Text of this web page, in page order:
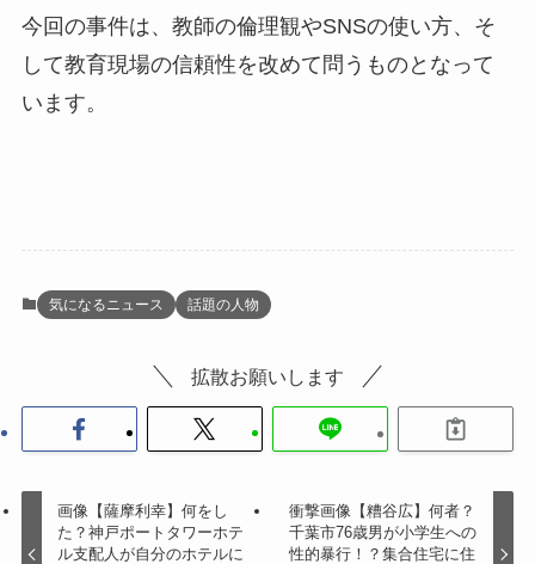
今回の事件は、教師の倫理観やSNSの使い方、そ
して教育現場の信頼性を改めて問うものとなって
います。
気になるニュース 話題の人物
拡散お願いします
画像【薩摩利幸】何をし
た？神戸ポートタワーホテ
ル支配人が自分のホテルに
衝撃画像【糟谷広】何者？
千葉市76歳男が小学生への
性的暴行！？集合住宅に住